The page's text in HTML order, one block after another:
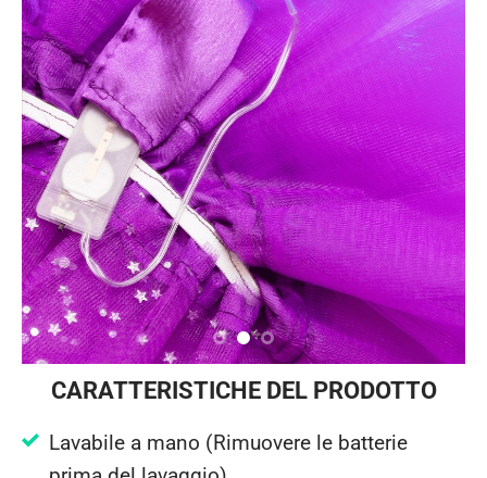
CARATTERISTICHE DEL PRODOTTO
Lavabile a mano (Rimuovere le batterie